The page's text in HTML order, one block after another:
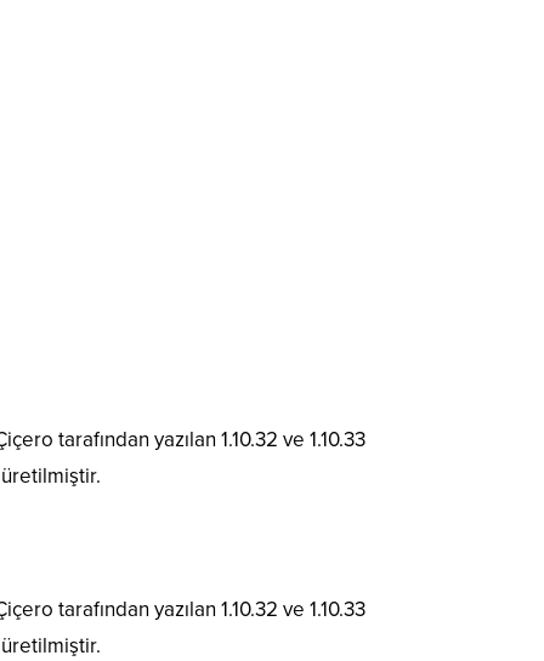
tarafından yazılan 1.10.32 ve 1.10.33
tarafından yazılan 1.10.32 ve 1.10.33